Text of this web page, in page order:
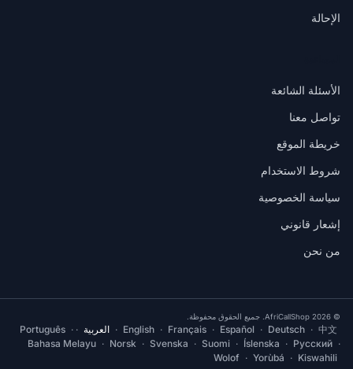
الإحالة
الأسئلة الشائعة
تواصل معنا
خريطة الموقع
شروط الاستخدام
سياسة الخصوصية
إشعار قانوني
من نحن
© 2026 AfriCallShop. جميع الحقوق محفوظة.
English · Français · Español · Deutsch · 中文
· العربية ·
Português ·
Bahasa Melayu · Norsk · Svenska · Suomi · Íslenska · Русский ·
Wolof · Yorùbá · Kiswahili